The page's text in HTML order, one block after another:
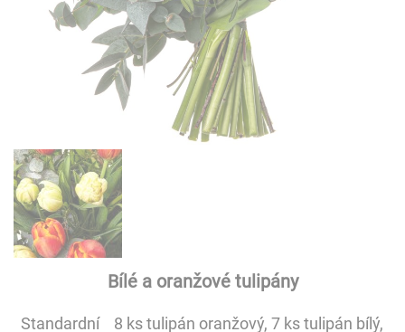
Bílé a oranžové tulipány
Standardní
8 ks tulipán oranžový, 7 ks tulipán bílý,